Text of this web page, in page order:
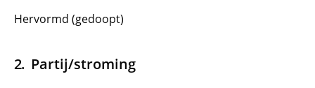
Hervormd (gedoopt)
Partij/stroming